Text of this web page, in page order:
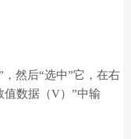
，然后“选中”它，在右
值数据（V）”中输